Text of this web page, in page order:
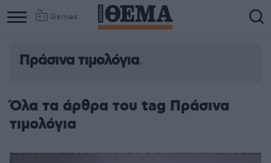
Games
Πράσινα τιμολόγια
Όλα τα άρθρα του tag Πράσινα
τιμολόγια